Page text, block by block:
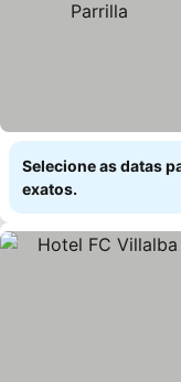
Selecione as datas
exatos.